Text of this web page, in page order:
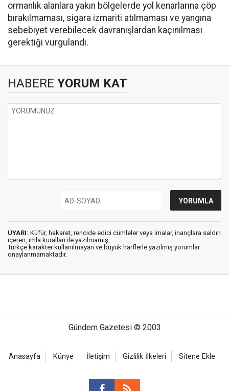
ormanlık alanlara yakın bölgelerde yol kenarlarına çöp
bırakılmaması, sigara izmariti atılmaması ve yangına
sebebiyet verebilecek davranışlardan kaçınılması
gerektiği vurgulandı.
HABERE YORUM KAT
UYARI: Küfür, hakaret, rencide edici cümleler veya imalar, inançlara saldırı
içeren, imla kuralları ile yazılmamış,
Türkçe karakter kullanılmayan ve büyük harflerle yazılmış yorumlar
onaylanmamaktadır.
Gündem Gazetesi © 2003
Anasayfa Künye İletişim Gizlilik İlkeleri Sitene Ekle